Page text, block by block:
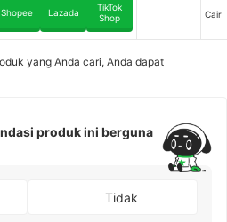
Shopee Lazada
TikTok
Shop
Cair
yang Anda cari, Anda dapat
produk ini berguna
Tidak